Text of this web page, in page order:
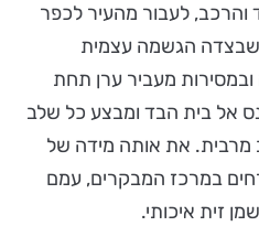
לעבור מהעיר לכפר
הגשמה עצמית
מעביר ערן תחת
אל בית הבד ומבצע כל שלב
מרבית. את אותה מידה של
במרכז המבקרים, עמם
זית איכותי.